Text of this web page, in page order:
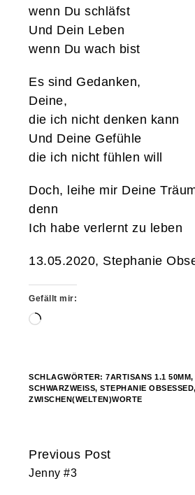
wenn Du schläfst
Und Dein Leben
wenn Du wach bist
Es sind Gedanken,
Deine,
die ich nicht denken kann
Und Deine Gefühle
die ich nicht fühlen will
Doch, leihe mir Deine
denn
Ich habe verlernt zu leben
13.05.2020, Stephanie
Gefällt mir:
Wird
SCHLAGWÖRTER:7ARTISANS 1.1 50MM
SCHWARZWEISS
,STEPHANIE OBSESSED,
ZWISCHEN(WELTEN)WORTE
Continue
Reading
Previous Post
Jenny #3